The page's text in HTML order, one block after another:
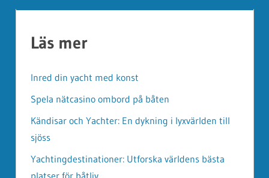
Läs mer
Inred din yacht med konst
Spela nätcasino ombord på båten
Kändisar och Yachter: En dykning i lyxvärlden till
sjöss
Yachtingdestinationer: Utforska världens bästa